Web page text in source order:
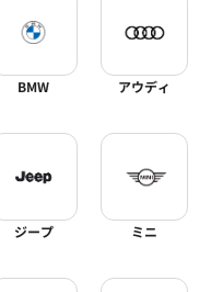
BMW アウディ
ジープ ミニ